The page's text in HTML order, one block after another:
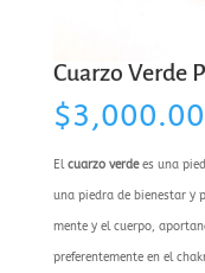
Cuarzo Verde
$3,000.00
Elcuarzo verdees una
una piedra de bienestar y
mente y el cuerpo,
preferentemente en el